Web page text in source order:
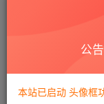
Windows 12 正式
公
本站已启动 头像框